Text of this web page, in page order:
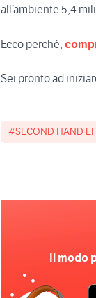
all’ambiente 5,4
Ecco perché,
Sei pronto ad
#SECOND HAND
Il modo